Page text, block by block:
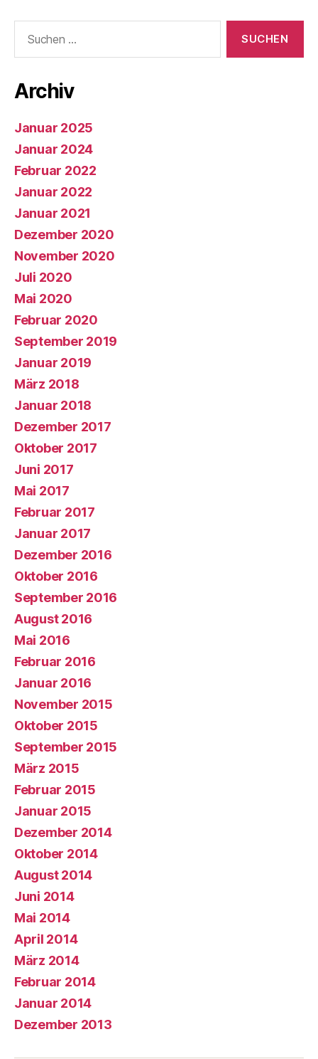
nach:
Archiv
Januar 2025
Januar 2024
Februar 2022
Januar 2022
Januar 2021
Dezember 2020
November 2020
Juli 2020
Mai 2020
Februar 2020
September 2019
Januar 2019
März 2018
Januar 2018
Dezember 2017
Oktober 2017
Juni 2017
Mai 2017
Februar 2017
Januar 2017
Dezember 2016
Oktober 2016
September 2016
August 2016
Mai 2016
Februar 2016
Januar 2016
November 2015
Oktober 2015
September 2015
März 2015
Februar 2015
Januar 2015
Dezember 2014
Oktober 2014
August 2014
Juni 2014
Mai 2014
April 2014
März 2014
Februar 2014
Januar 2014
Dezember 2013